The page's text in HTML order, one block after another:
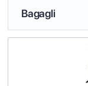
Bagagli